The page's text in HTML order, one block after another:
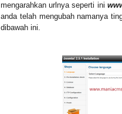
mengarahkan urlnya seperti ini
anda telah mengubah namanya
dibawah ini.